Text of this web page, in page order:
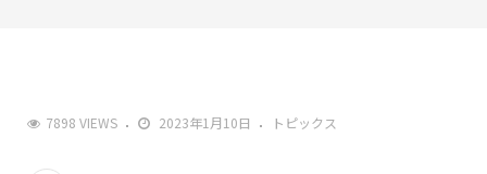
7898 VIEWS 2023年1月10日 トピックス